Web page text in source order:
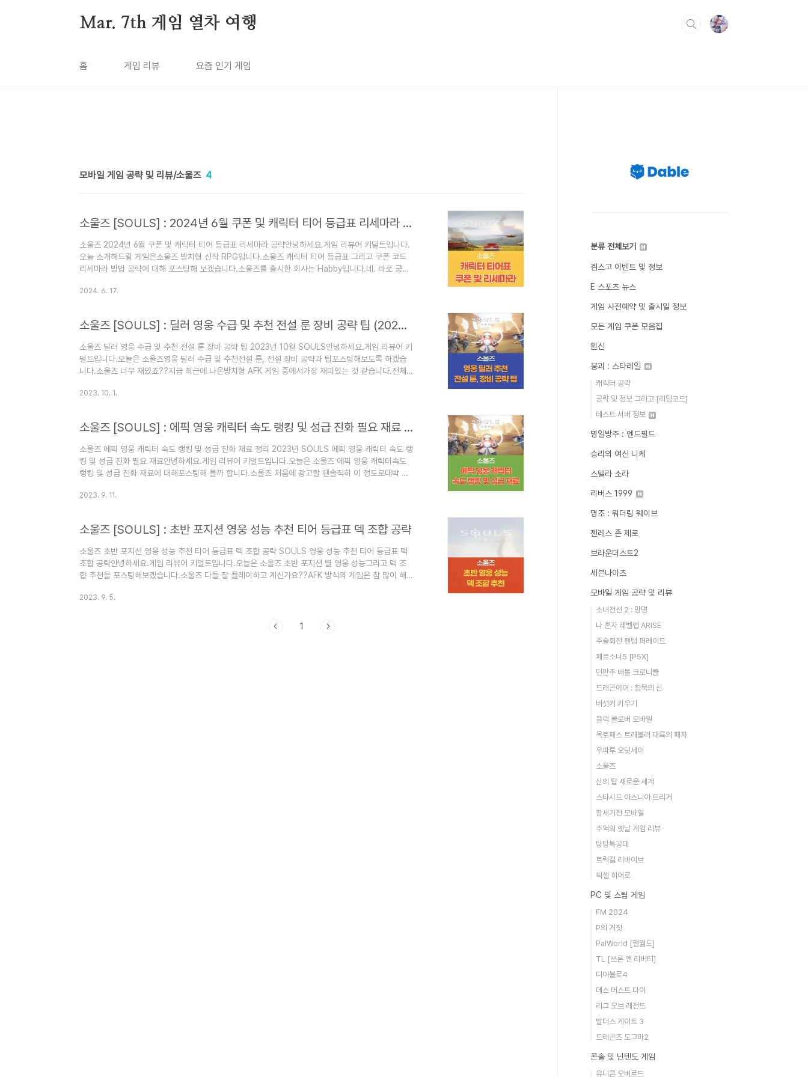
Mar. 7th 게임 열차 여행
홈 게임 리뷰 요즘 인기 게임
모바일 게임 공략 및 리뷰/소울즈 4
소울즈 [SOULS] : 2024년 6월 쿠폰 및 캐릭터 티어 등급표 리세마라 공략
소울즈 2024년 6월 쿠폰 및 캐릭터 티어 등급표 리세마라 공략안녕하세요.게임 리뷰어 키덜트입니다.
오늘 소개해드릴 게임은소울즈 방치형 신작 RPG입니다.소울즈 캐릭터 티어 등급표 그리고 쿠폰 코드
리세마라 방법 공략에 대해 포스팅해 보겠습니다.소울즈를 출시한 회사는 Habby입니다.네. 바로 궁수
기대를 엄청 받았습니다.요즘 방치형 RPG즉 AFK 방식의 게임이 아주 많이 출시되고 있는데요.바쁜 사
리세마라는 필수..
2024. 6. 17.
소울즈 [SOULS] : 딜러 영웅 수급 및 추천 전설 룬 장비 공략 팁 (2023년 10월)
소울즈 딜러 영웅 수급 및 추천 전설 룬 장비 공략 팁 2023년 10월 SOULS안녕하세요.게임 리뷰어 키
덜트입니다.오늘은 소울즈영웅 딜러 수급 및 추천전설 룬, 전설 장비 공략과 팁포스팅해보도록 하겠습
니다.소울즈 너무 재밌죠??지금 최근에 나온방치형 AFK 게임 중에서가장 재미있는 것 같습니다.전체
오늘은 소울즈를플레이하면서 알아두면좋을 공략과 팁을 가져왔습니다.자, 포스팅 보러 가실까요~소울
영웅(1명) + 광..
2023. 10. 1.
소울즈 [SOULS] : 에픽 영웅 캐릭터 속도 랭킹 및 성급 진화 필요 재료 정리 (2023년)
소울즈 에픽 영웅 캐릭터 속도 랭킹 및 성급 진화 재료 정리 2023년 SOULS 에픽 영웅 캐릭터 속도 랭
킹 및 성급 진화 필요 재료안녕하세요.게임 리뷰어 키덜트입니다.오늘은 소울즈 에픽 영웅 캐릭터속도
랭킹 및 성급 진화 재료에 대해포스팅해 볼까 합니다.소울즈 처음에 광고할 땐솔직히 이 정도로대박 칠
방치형 AFK 게임이이렇게나 재미있는지소울즈를 통해서 처음 알았습니다. ㅎㅎ오늘은 소울즈에서가장
마라 방법 총 정리[CL..
2023. 9. 11.
소울즈 [SOULS] : 초반 포지션 영웅 성능 추천 티어 등급표 덱 조합 공략
소울즈 초반 포지션 영웅 성능 추천 티어 등급표 덱 조합 공략 SOULS 영웅 성능 추천 티어 등급표 덱
조합 공략안녕하세요.게임 리뷰어 키덜트입니다.오늘은 소울즈 초반 포지션 별 영웅 성능그리고 덱 조
합 추천을 포스팅해보겠습니다.소울즈 다들 잘 플레이하고 계신가요??AFK 방식의 게임은 참 많이 해
없습니다만..그래도 등반하다 보니 조금씩평가가 낮아지거나 높아진 영웅이 있어서공략을 써볼까 합니
마라 하고 가셔야죠??↓↓↓↓↓소울즈 리세마라 꼭 하고 가셔야죠!! [CLICK]소울즈 [SOULS] 초반
2023. 9. 5.
1
분류 전체보기
겜스고 이벤트 및 정보
E 스포츠 뉴스
게임 사전예약 및 출시일 정보
모든 게임 쿠폰 모음집
원신
붕괴 : 스타레일
캐릭터 공략
공략 및 정보 그리고 [리딤코드]
테스트 서버 정보
명일방주 : 엔드필드
승리의 여신 니케
스텔라 소라
리버스 1999
명조 : 워더링 웨이브
젠레스 존 제로
브라운더스트2
세븐나이츠
모바일 게임 공략 및 리뷰
소녀전선 2 : 망명
나 혼자 레벨업 ARISE
주술회전 팬텀 퍼레이드
페르소나5 [P5X]
던만추 배틀 크로니클
드래곤에어 : 침묵의 신
버섯커 키우기
블랙 클로버 모바일
옥토패스 트래블러 대륙의 패자
우파루 오딧세이
소울즈
신의 탑 새로운 세계
스타시드 아스니아 트리거
창세기전 모바일
추억의 옛날 게임 리뷰
탕탕특공대
트릭컬 리바이브
픽셀 히어로
PC 및 스팀 게임
FM 2024
P의 거짓
PalWorld [팰월드]
TL [쓰론 앤 리버티]
디아블로4
데스 머스트 다이
리그 오브 레전드
발더스 게이트 3
드래곤즈 도그마2
콘솔 및 닌텐도 게임
유니콘 오버로드